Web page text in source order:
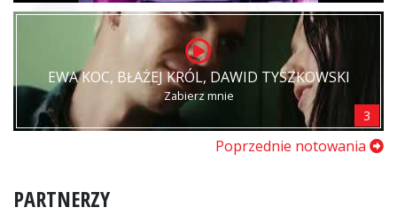
EWA KOC, BŁAŻEJ KRÓL, DAWID TYSZKOWSKI
Zabierz mnie
3
Poprzednie notowania
PARTNERZY